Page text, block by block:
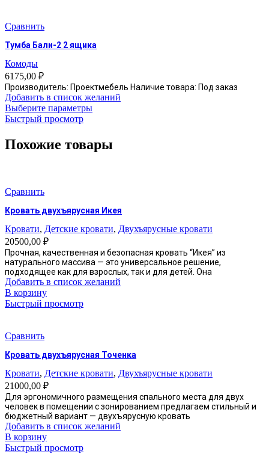
Сравнить
Тумба Бали-2 2 ящика
Комоды
6175,00 ₽
Производитель: Проектмебель Наличие товара: Под заказ
Добавить в список желаний
Выберите параметрыЭтот
вариаций.
странице
товара.
Быстрый просмотр
Похожие товары
Сравнить
Кровать двухъярусная Икея
Кровати, Детские кровати, Двухъярусные кровати
20500,00 ₽
Прочная, качественная и безопасная кровать “Икея” из
натурального массива — это универсальное решение,
подходящее как для взрослых, так и для детей. Она
Добавить в список желаний
В корзину
Быстрый просмотр
Сравнить
Кровать двухъярусная Точенка
Кровати, Детские кровати, Двухъярусные кровати
21000,00 ₽
Для эргономичного размещения спального места для двух
человек в помещении с зонированием предлагаем стильный и
бюджетный вариант — двухъярусную кровать
Добавить в список желаний
В корзину
Быстрый просмотр